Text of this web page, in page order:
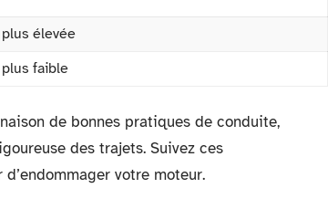
élevée
faible
de bonnes pratiques de conduite,
des trajets. Suivez ces
votre moteur.